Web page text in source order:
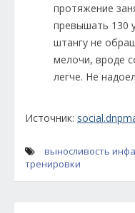
протяжение
превышать 130
штангу не
мелочи, вроде
легче. Не
Источник:
выносливость
тренировки